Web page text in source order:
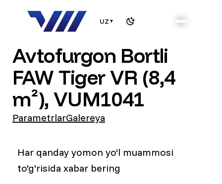
UZ ▼
Avtofurgon Bortli
FAW Tiger VR (8,4
m²), VUM1041
ParametrlarGalereya
Har qanday yomon yo'l muammosi
to'g'risida xabar bering